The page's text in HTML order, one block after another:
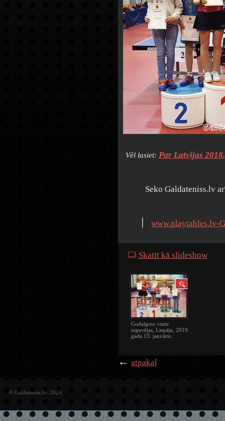
Vēl lasiet: Par Latvijas
Seko Galdateniss.lv
www.playtables.lv-
Skatīt kā slideshow
Godalgoto vietu
ieguvējas, Liepāja, 2019.
gada 13. janvāris.
← atpakaļ
© Galdateniss.lv: 2024